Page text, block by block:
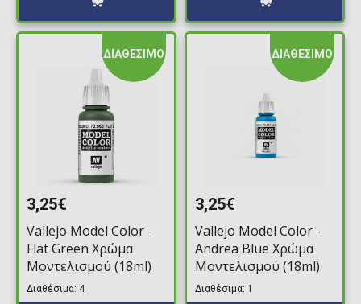
ΔΙΑΘΕΣΙΜΟ
3,25€
Vallejo Model Color -
Flat Green Χρώμα
Μοντελισμού (18ml)
Διαθέσιμα: 4
ΔΙΑΘΕΣΙΜΟ
3,25€
Vallejo Model Color -
Andrea Blue Χρώμα
Μοντελισμού (18ml)
Διαθέσιμα: 1